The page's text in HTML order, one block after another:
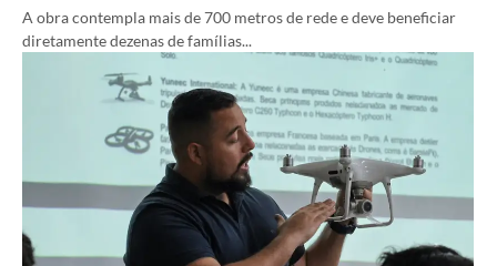
A obra contempla mais de 700 metros de rede e deve beneficiar
diretamente dezenas de famílias...